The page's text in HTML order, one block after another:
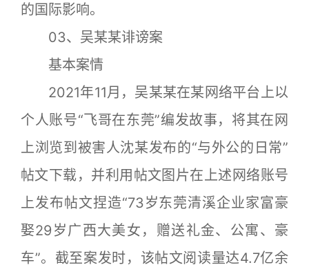
的国际影响。
03、吴某某诽谤案
基本案情
2021年11月，吴某某在某网络平台上以
个人账号“飞哥在东莞”编发故事，将其在网
上浏览到被害人沈某发布的“与外公的日常”
帖文下载，并利用帖文图片在上述网络账号
上发布帖文捏造“73岁东莞清溪企业家富豪
娶29岁广西大美女，赠送礼金、公寓、豪
车”。截至案发时，该帖文阅读量达4.7亿余